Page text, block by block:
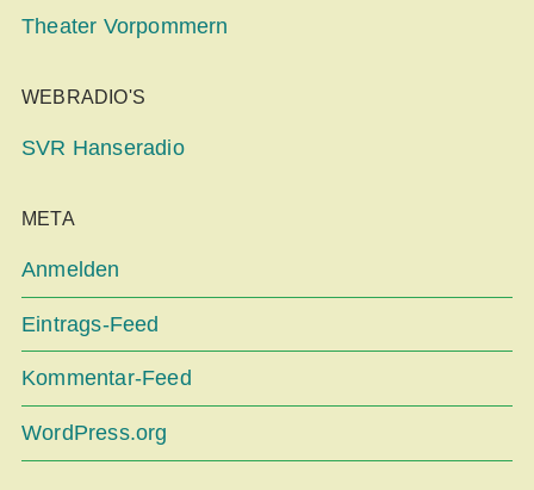
Theater Vorpommern
WEBRADIO'S
SVR Hanseradio
META
Anmelden
Eintrags-Feed
Kommentar-Feed
WordPress.org